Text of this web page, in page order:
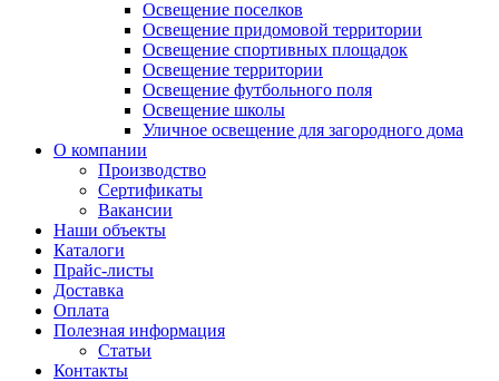
Освещение поселков
Освещение придомовой территории
Освещение спортивных площадок
Освещение территории
Освещение футбольного поля
Освещение школы
Уличное освещение для загородного дома
О компании
Производство
Сертификаты
Вакансии
Наши объекты
Каталоги
Прайс-листы
Доставка
Оплата
Полезная информация
Статьи
Контакты